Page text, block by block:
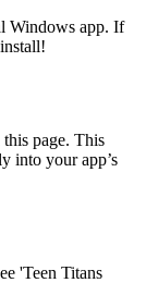
Windows app. If
page. This
into your app’s
'Teen Titans